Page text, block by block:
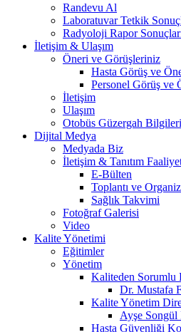
Randevu Al
Laboratuvar Tetkik
Radyoloji Rapor
İletişim & Ulaşım
Öneri ve Görüşleriniz
Hasta Görüş ve
Personel Görüş ve
İletişim
Ulaşım
Otobüs Güzergah Bilgileri
Dijital Medya
Medyada Biz
İletişim & Tanıtım
E-Bülten
Toplantı ve
Sağlık Takvimi
Fotoğraf Galerisi
Video
Kalite Yönetimi
Eğitimler
Yönetim
Kaliteden Sorumlu
Dr. Mustafa
Kalite Yönetim
Ayşe
Hasta Güvenliği